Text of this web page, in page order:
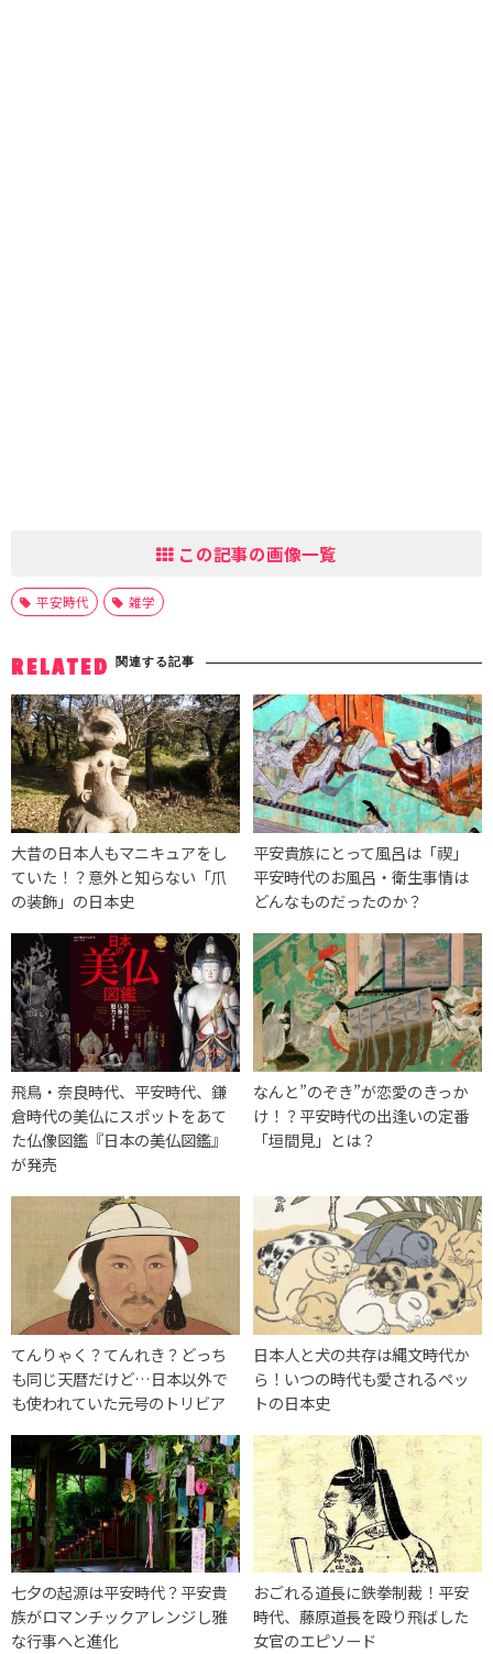
この記事の画像一覧
平安時代 雑学
RELATED 関連する記事
大昔の日本人もマニキュアをし
ていた！？意外と知らない「爪
の装飾」の日本史
平安貴族にとって風呂は「禊」
平安時代のお風呂・衛生事情は
どんなものだったのか？
飛鳥・奈良時代、平安時代、鎌
倉時代の美仏にスポットをあて
た仏像図鑑『日本の美仏図鑑』
が発売
なんと”のぞき”が恋愛のきっか
け！？平安時代の出逢いの定番
「垣間見」とは？
てんりゃく？てんれき？どっち
も同じ天暦だけど…日本以外で
も使われていた元号のトリビア
日本人と犬の共存は縄文時代か
ら！いつの時代も愛されるペッ
トの日本史
七夕の起源は平安時代？平安貴
族がロマンチックアレンジし雅
な行事へと進化
おごれる道長に鉄拳制裁！平安
時代、藤原道長を殴り飛ばした
女官のエピソード